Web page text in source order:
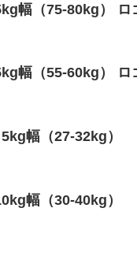
幅（75-80kg） ロ
幅（55-60kg） ロ
幅（27-32kg）
幅（30-40kg）